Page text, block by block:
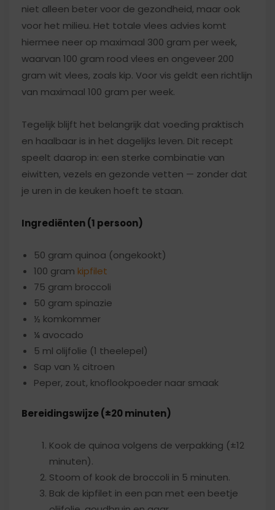
niet alleen beter voor de gezondheid, maar ook
voor het milieu. Het totale vlees advies komt
hiermee neer op maximaal 300 gram per week,
waarvan 100 gram rood vlees en ongeveer 200
gram wit vlees, zoals kip. Voor vis geldt een richtlijn
van maximaal 100 gram per week.
Tegelijk blijft het belangrijk dat voeding praktisch
en haalbaar is in het dagelijks leven. Dit recept
speelt daarop in: een sterke combinatie van
eiwitten, vezels en gezonde vetten — zonder dat
je uren in de keuken hoeft te staan.
Ingrediënten (1 persoon)
50 gram quinoa (ongekookt)
100 gram kipfilet
75 gram broccoli
50 gram spinazie
½ komkommer
¼ avocado
5 ml olijfolie (1 theelepel)
Sap van ½ citroen
Peper, zout, knoflookpoeder naar smaak
Bereidingswijze (±20 minuten)
Kook de quinoa volgens de verpakking (±12
minuten).
Stoom of kook de broccoli in 5 minuten.
Bak de kipfilet in een pan met een beetje